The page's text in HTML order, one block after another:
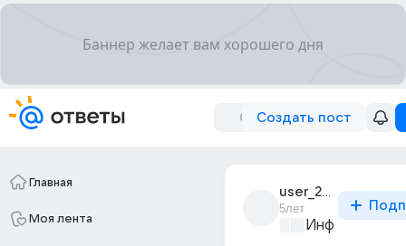
Создать пост
Главная
Моя лента
user_282976462
5лет